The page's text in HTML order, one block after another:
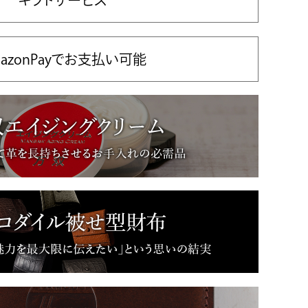
でお支払い可能